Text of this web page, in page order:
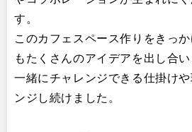
す。
このカフェスペース作りをきっ
もたくさんのアイデアを出し合
一緒にチャレンジできる仕掛け
ンジし続けました。